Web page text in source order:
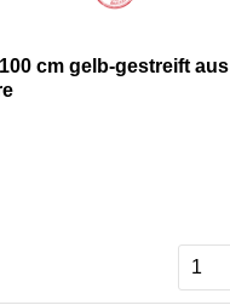
cm gelb-gestreift aus
Menge